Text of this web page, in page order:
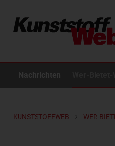
Nachrichten
KUNSTSTOFFWEB WER-